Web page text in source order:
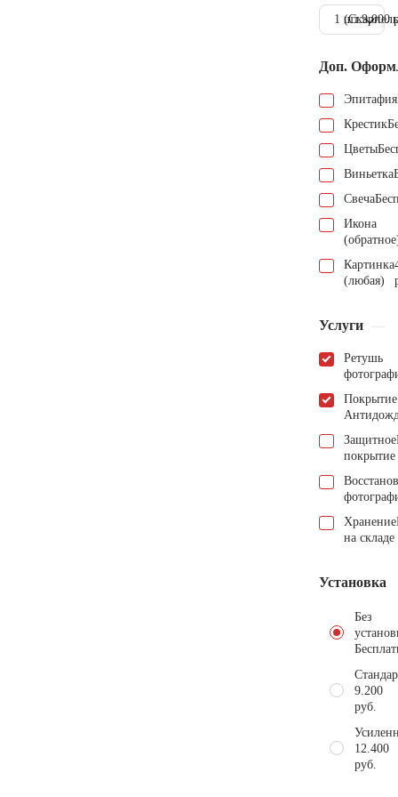
1 шт.9.000
Доп.
Эпитафия
Крестик
Цветы
Виньетка
Свеча
Икона
Картинка
(любая)
Услуги
Ретушь
Покрытие
Защитное
покрытие
Хранение
на складе
Установка
Без
9.200
руб.
12.400
руб.